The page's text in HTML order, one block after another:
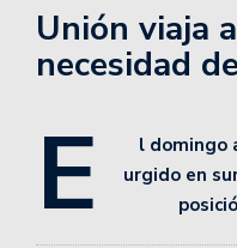
Unión viaja
necesidad
E
l domingo
urgido en